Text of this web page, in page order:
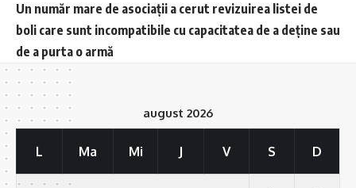
Un număr mare de asociații a cerut revizuirea listei de
boli care sunt incompatibile cu capacitatea de a deține sau
de a purta o armă
august 2026
L Ma Mi J V S D